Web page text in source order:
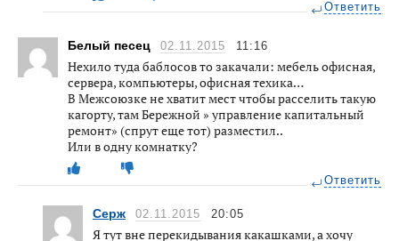
Ответить
Белый песец 02.11.2015 11:16
Нехило туда баблосов то закачали: мебель офисная,
сервера, компьютеры, офисная техика…
В Межсоюзке не хватит мест чтобы расселить такую
кагорту, там Бережной » управление капитальный
ремонт» (спрут еще тот) разместил..
Или в одну комнатку?
Ответить
Серж 02.11.2015 20:05
Я тут вне перекидывания какашками, а хочу